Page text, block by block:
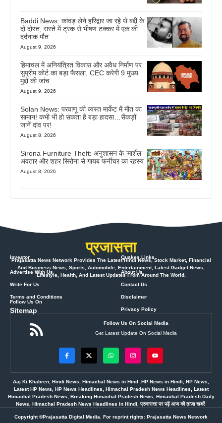
Baddi News: कांवड़ लेने हरिद्वार जा रहे थे बद्दी के
दो दोस्त, रास्ते में ट्रक से भीषण टक्कर में एक की
दर्दनाक मौत
August 9, 2026
हिमाचल में अनियंत्रित विकास और अवैध निर्माण पर
सुप्रीम कोर्ट का बड़ा फैसला, CEC करेगी 9 मुख्य
मुद्दों की जांच
August 9, 2026
Solan News: परवाणू की व्यस्त मार्केट में मौत का
सामान! कभी भी हो सकता है बड़ा हादसा…सैकड़ों
जानें दांव पर!
August 8, 2026
Sirona Furniture Theft: अनुशासन के ‘मार्शल’
अवतार और शहर सिरोना से गायब फर्नीचर का रहस्य
August 8, 2026
प्रजासत्ता
Prajasatta News Network Provides The Latest Hindi News, Stock Market, Financial
And Business News, Sports, Automobile, Entertainment, Latest Gadget News,
Lifestyle, Health, And Latest Updates From Around The World.
Investor
Advertise With Us
Write For Us
Terms and Conditions
Sitemap
Quakes Links
About Us
Contact Us
Disclaimer
Privacy Policy
Follow Us On
Follow Us On Social Media
Get Latest Update On Social Media
Aaj Ki Khabren, Hindi News, Himachal News in Hind .HP News in Hindi, HP News,
Latest HP News, HP News Headlines, Himachal Pradesh News Headlines, Latest
Himachal Pradesh News, Breaking Himachal Pradesh News, Himachal Pradesh Daily
News, Himachal Pradesh News Headlines in Hindi, प्रजासत्ता पर पढ़ें आज की ताज़ा खबरें
Copyright ©Prajasatta Digital Media. For reprint rights: Prajasatta News Network